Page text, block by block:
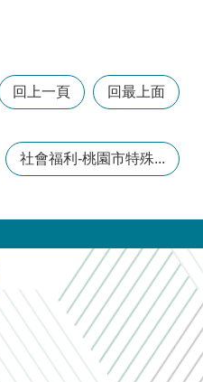
回上一頁 回最上面
社會福利-桃園市特殊...